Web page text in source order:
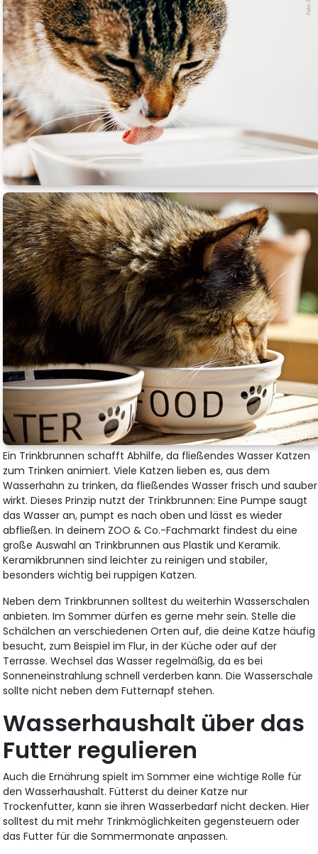
Ein Trinkbrunnen schafft Abhilfe, da fließendes Wasser Katzen
zum Trinken animiert. Viele Katzen lieben es, aus dem
Wasserhahn zu trinken, da fließendes Wasser frisch und sauber
wirkt. Dieses Prinzip nutzt der Trinkbrunnen: Eine Pumpe saugt
das Wasser an, pumpt es nach oben und lässt es wieder
abfließen. In deinem ZOO & Co.-Fachmarkt findest du eine
große Auswahl an Trinkbrunnen aus Plastik und Keramik.
Keramikbrunnen sind leichter zu reinigen und stabiler,
besonders wichtig bei ruppigen Katzen.
Neben dem Trinkbrunnen solltest du weiterhin Wasserschalen
anbieten. Im Sommer dürfen es gerne mehr sein. Stelle die
Schälchen an verschiedenen Orten auf, die deine Katze häufig
besucht, zum Beispiel im Flur, in der Küche oder auf der
Terrasse. Wechsel das Wasser regelmäßig, da es bei
Sonneneinstrahlung schnell verderben kann. Die Wasserschale
sollte nicht neben dem Futternapf stehen.
Wasserhaushalt über das
Futter regulieren
Auch die Ernährung spielt im Sommer eine wichtige Rolle für
den Wasserhaushalt. Fütterst du deiner Katze nur
Trockenfutter, kann sie ihren Wasserbedarf nicht decken. Hier
solltest du mit mehr Trinkmöglichkeiten gegensteuern oder
das Futter für die Sommermonate anpassen.